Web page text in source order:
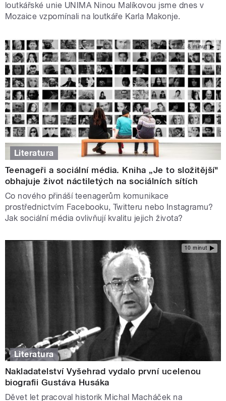
loutkářské unie UNIMA Ninou Malíkovou jsme dnes v
Mozaice vzpomínali na loutkáře Karla Makonje.
8 minut
Literatura
Teenageři a sociální média. Kniha „Je to složitější"
obhajuje život náctiletých na sociálních sítích
Co nového přináší teenagerům komunikace
prostřednictvím Facebooku, Twitteru nebo Instagramu?
Jak sociální média ovlivňují kvalitu jejich života?
10 minut
Literatura
Nakladatelství Vyšehrad vydalo první ucelenou
biografii Gustáva Husáka
Děvet let pracoval historik Michal Macháček na